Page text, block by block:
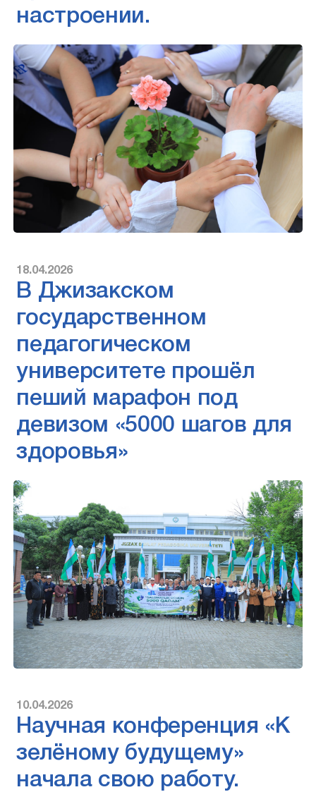
настроении.
18.04.2026
В Джизакском
государственном
педагогическом
университете прошёл
пеший марафон под
девизом «5000 шагов для
здоровья»
10.04.2026
Научная конференция «К
зелёному будущему»
начала свою работу.